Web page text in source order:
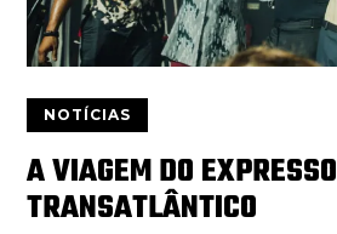
NOTÍCIAS
A VIAGEM DO EXPRESSO
TRANSATLÂNTICO